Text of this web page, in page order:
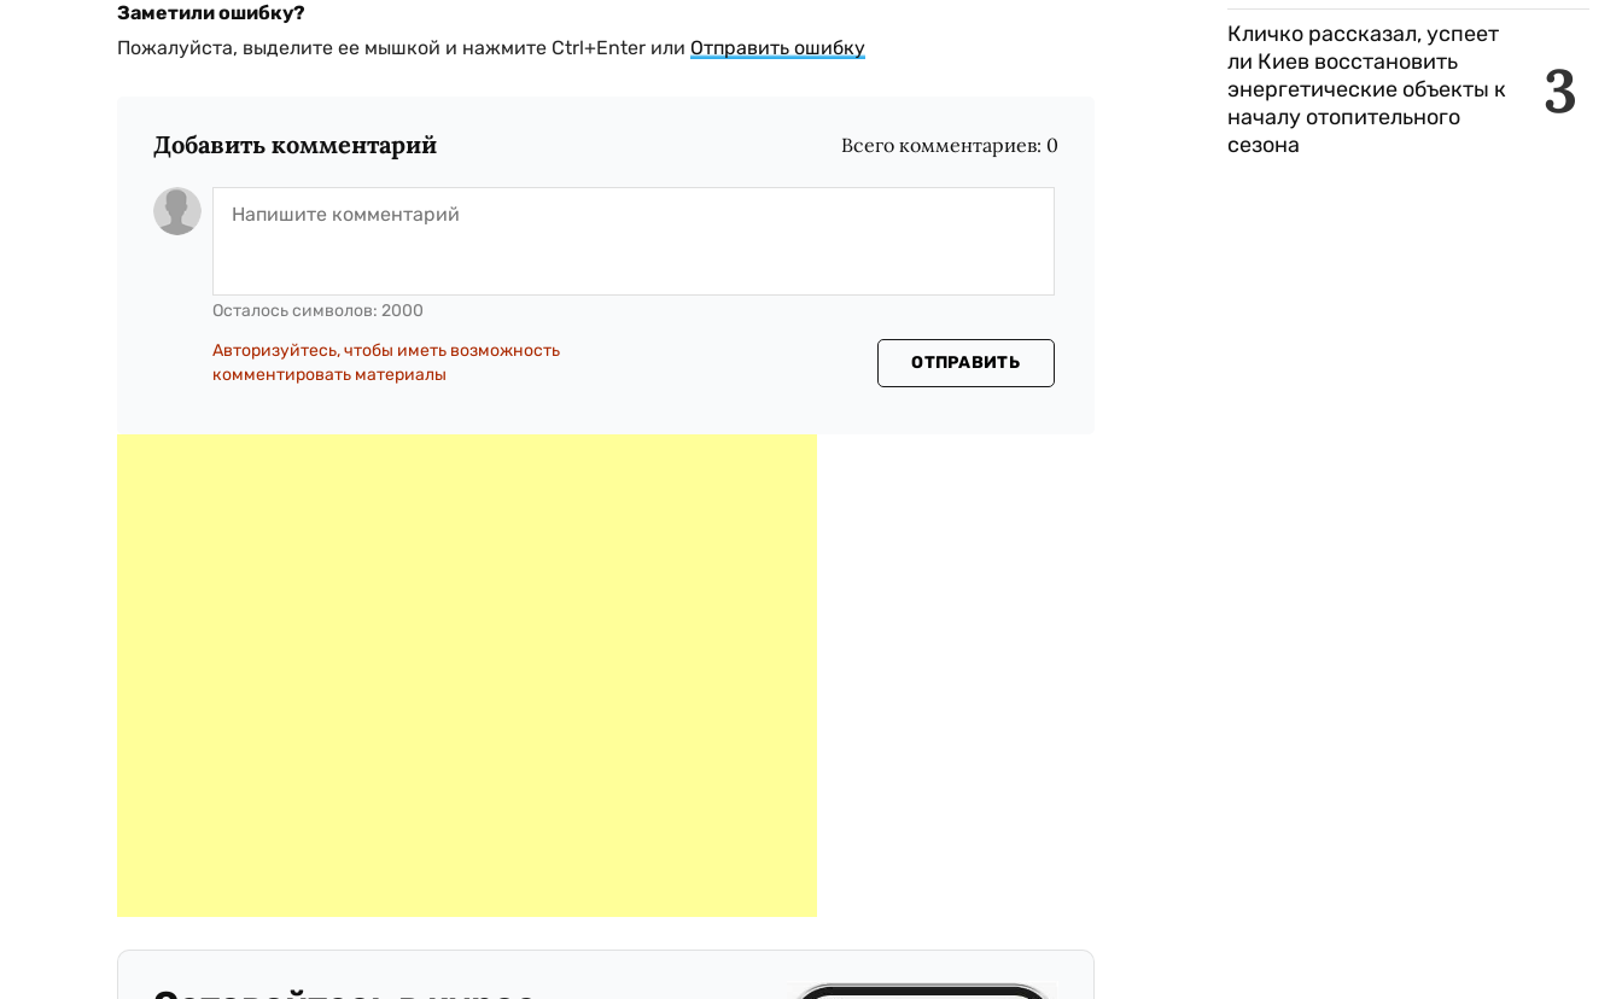
Заметили ошибку?
Пожалуйста, выделите ее мышкой и нажмите Ctrl+Enter или Отправить ошибку
Добавить комментарий Всего комментариев: 0
Осталось символов: 2000
Авторизуйтесь, чтобы иметь возможность
комментировать материалы
ОТПРАВИТЬ
3
Кличко рассказал, успеет
ли Киев восстановить
энергетические объекты к
началу отопительного
сезона